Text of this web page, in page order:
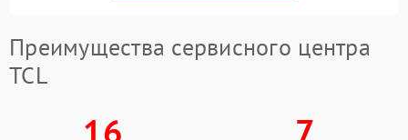
Преимущества сервисного центра
TCL